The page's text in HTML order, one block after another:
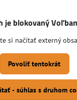
je blokovaný
si načítať externý
Povoliť tentokrát
- súhlas s druhom